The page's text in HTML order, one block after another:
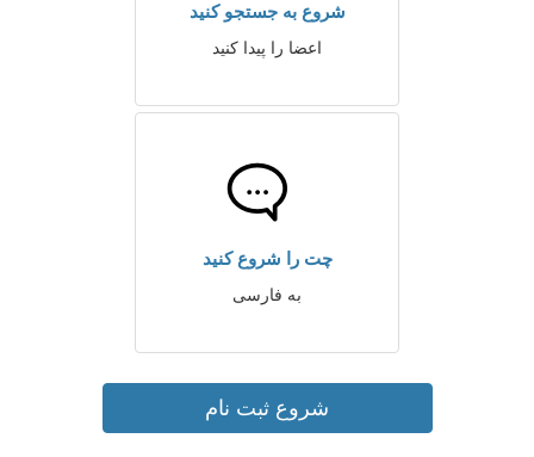
شروع به جستجو کنید
اعضا را پیدا کنید
چت را شروع کنید
به فارسی
شروع ثبت نام